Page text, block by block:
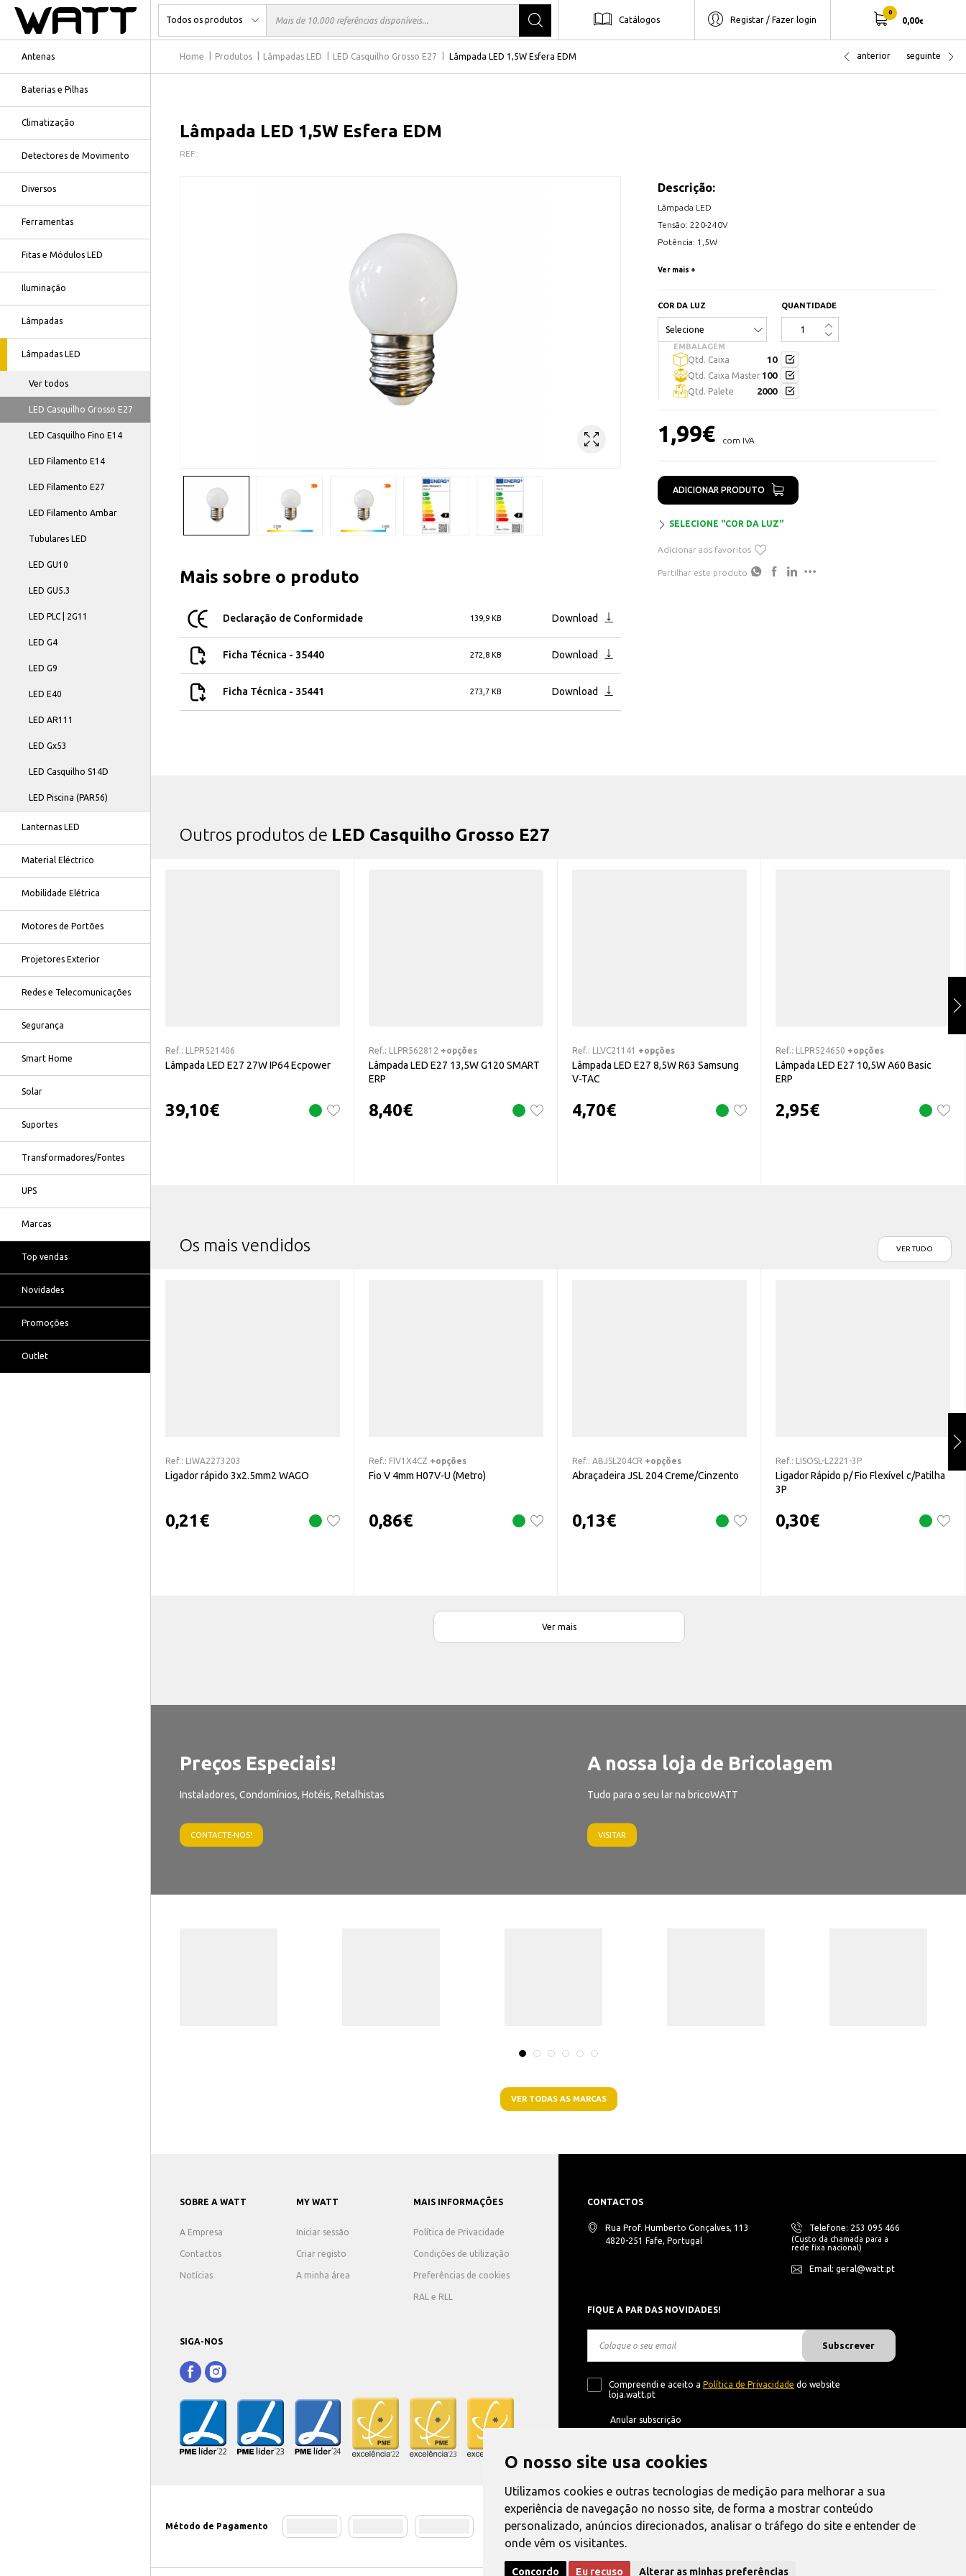
O nosso site usa cookies
Utilizamos cookies e outras tecnologias de medição para melhorar a sua
experiência de navegação no nosso site, de forma a mostrar conteúdo
personalizado, anúncios direcionados, analisar o tráfego do site e entender de
onde vêm os visitantes.
Concordo Eu recuso Alterar as minhas preferências
Antenas
Baterias e Pilhas
Climatização
Detectores de Movimento
Diversos
Ferramentas
Fitas e Módulos LED
Iluminação
Lâmpadas
Lâmpadas LED
Ver todos
LED Casquilho Grosso E27
LED Casquilho Fino E14
LED Filamento E14
LED Filamento E27
LED Filamento Ambar
Tubulares LED
LED GU10
LED GU5.3
LED PLC | 2G11
LED G4
LED G9
LED E40
LED AR111
LED Gx53
LED Casquilho S14D
LED Piscina (PAR56)
Lanternas LED
Material Eléctrico
Mobilidade Elétrica
Motores de Portões
Projetores Exterior
Redes e Telecomunicações
Segurança
Smart Home
Solar
Suportes
Transformadores/Fontes
UPS
Marcas
Top vendas
Novidades
Promoções
Outlet
Catálogos Registar / Fazer login
0
0,00€
Home Produtos Lâmpadas LED LED Casquilho Grosso E27 Lâmpada LED 1,5W Esfera EDM anterior seguinte
Lâmpada LED 1,5W Esfera EDM
REF.:
Mais sobre o produto
Declaração de Conformidade 139,9 KB Download
Ficha Técnica - 35440 272,8 KB Download
Ficha Técnica - 35441 273,7 KB Download
Descrição:
Lâmpada LED
Tensão: 220-240V
Potência: 1,5W
Materia em termoplastico
Disponível em:
3000K
4000K
Ver mais +
COR DA LUZ QUANTIDADE
EMBALAGEM
Qtd. Caixa 10
Qtd. Caixa Master100
Qtd. Palete 2000
1,99€ com IVA
ADICIONAR PRODUTO
SELECIONE "COR DA LUZ"
Adicionar aos favoritos
Partilhar este produto
Outros produtos de LED Casquilho Grosso E27
Ref.: LLPR521406
Lâmpada LED E27 27W IP64 Ecpower
39,10€
Ref.: LLPR562812 +opções
Lâmpada LED E27 13,5W G120 SMART
ERP
8,40€
Ref.: LLVC21141 +opções
Lâmpada LED E27 8,5W R63 Samsung
V-TAC
4,70€
Ref.: LLPR524650 +opções
Lâmpada LED E27 10,5W A60 Basic
ERP
2,95€
Os mais vendidos VER TUDO
Ref.: LIWA2273203
Ligador rápido 3x2.5mm2 WAGO
0,21€
Ref.: FIV1X4CZ +opções
Fio V 4mm H07V-U (Metro)
0,86€
Ref.: ABJSL204CR +opções
Abraçadeira JSL 204 Creme/Cinzento
0,13€
Ref.: LISOSL-L2221-3P
Ligador Rápido p/ Fio Flexível c/Patilha
3P
0,30€
Ver mais
Preços Especiais!
Instaladores, Condomínios, Hotéis, Retalhistas
CONTACTE-NOS!
A nossa loja de Bricolagem
Tudo para o seu lar na bricoWATT
VISITAR
VER TODAS AS MARCAS
SOBRE A WATT
A Empresa
Contactos
Notícias
MY WATT
Iniciar sessão
Criar registo
A minha área
MAIS INFORMAÇÕES
Política de Privacidade
Condições de utilização
Preferências de cookies
RAL e RLL
SIGA-NOS
CONTACTOS
Rua Prof. Humberto Gonçalves, 113
4820-251 Fafe, Portugal
Telefone: 253 095 466
(Custo da chamada para a
rede fixa nacional)
Email: geral@watt.pt
FIQUE A PAR DAS NOVIDADES!
Subscrever
Compreendi e aceito a Política de Privacidade do website
loja.watt.pt
Anular subscrição
Método de Pagamento Método de Envio